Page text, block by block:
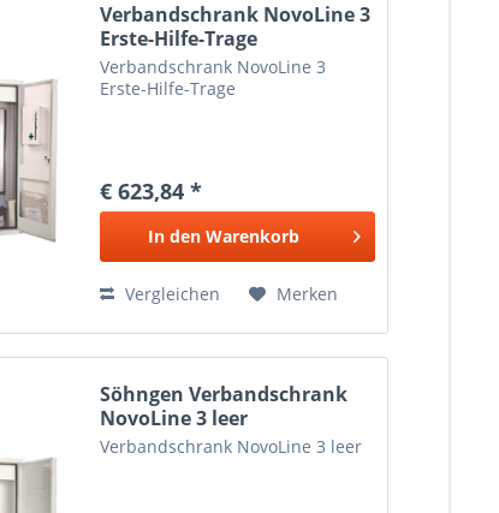
Verbandschrank NovoLine 3
Erste-Hilfe-Trage
Verbandschrank NovoLine 3
Erste-Hilfe-Trage
€ 623,84 *
In den Warenkorb
Vergleichen Merken
Söhngen Verbandschrank
NovoLine 3 leer
Verbandschrank NovoLine 3 leer